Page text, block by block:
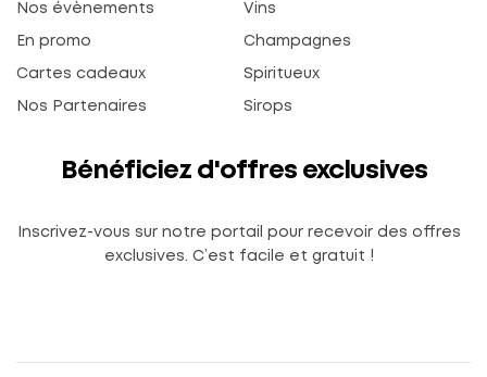
Nos évènements
En promo
Cartes cadeaux
Nos Partenaires
Vins
Champagnes
Spiritueux
Sirops
Bénéficiez d'offres exclusives
Inscrivez-vous sur notre portail pour recevoir des offres
exclusives. C’est facile et gratuit !